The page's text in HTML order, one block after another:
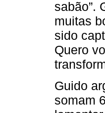
sabão”.
muitas
sido
Quero
Guido
somam